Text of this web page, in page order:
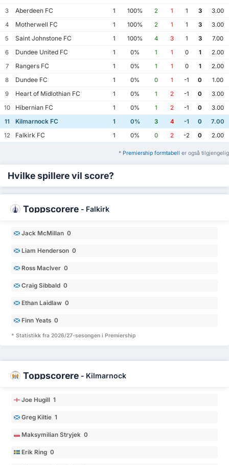
3
Aberdeen FC 1 100% 2 1 1 3
3.00
4
Motherwell FC 1 100% 2 1 1 3
3.00
5
Saint Johnstone FC 1 100% 4 3 1 3
7.00
6
Dundee United FC 1 0% 1 1 0 1
2.00
7
Rangers FC 1 0% 1 1 0 1
2.00
8
Dundee FC 1 0% 0 1 -1 0
1.00
9
Heart of Midlothian FC 1 0% 1 2 -1 0
3.00
10
Hibernian FC 1 0% 1 2 -1 0
3.00
11
Kilmarnock FC 1 0% 3 4 -1 0
7.00
12
Falkirk FC 1 0% 0 2 -2 0 2.00
* Premiership formtabell er også tilgjengelig
Hvilke spillere vil score?
Toppscorere - Falkirk
Jack McMillan 0
Liam Henderson 0
Ross MacIver 0
Craig Sibbald 0
Ethan Laidlaw 0
Finn Yeats 0
* Statistikk fra 2026/27-sesongen i Premiership
Toppscorere - Kilmarnock
Joe Hugill 1
Greg Kiltie 1
Maksymilian Stryjek 0
Erik Ring 0